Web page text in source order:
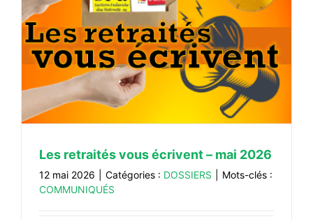
Les retraités vous écrivent – mai 2026
12 mai 2026 Catégories : DOSSIERS
Mots-clés :
COMMUNIQUÉS